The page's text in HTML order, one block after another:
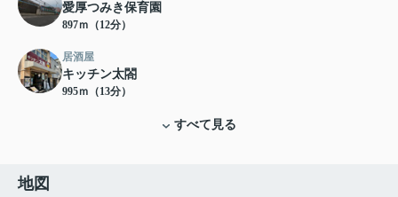
愛厚つみき保育園
897ｍ（12分）
居酒屋
キッチン太閤
995ｍ（13分）
すべて見る
地図